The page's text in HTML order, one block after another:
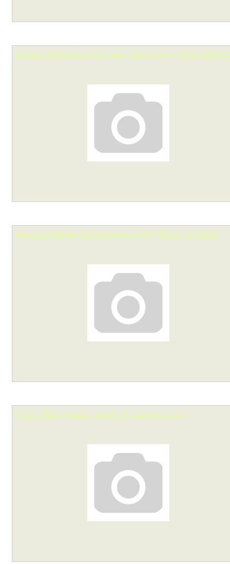
Фонарь Remington (80 люм., светодиод CREE XP-E
Фонарь Walther Tactical Xenon (6V, 60 Lm, ф 25мм)
Очки Allen (линза дымчатая, оправа camo)